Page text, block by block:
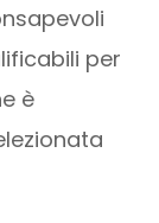
per
è